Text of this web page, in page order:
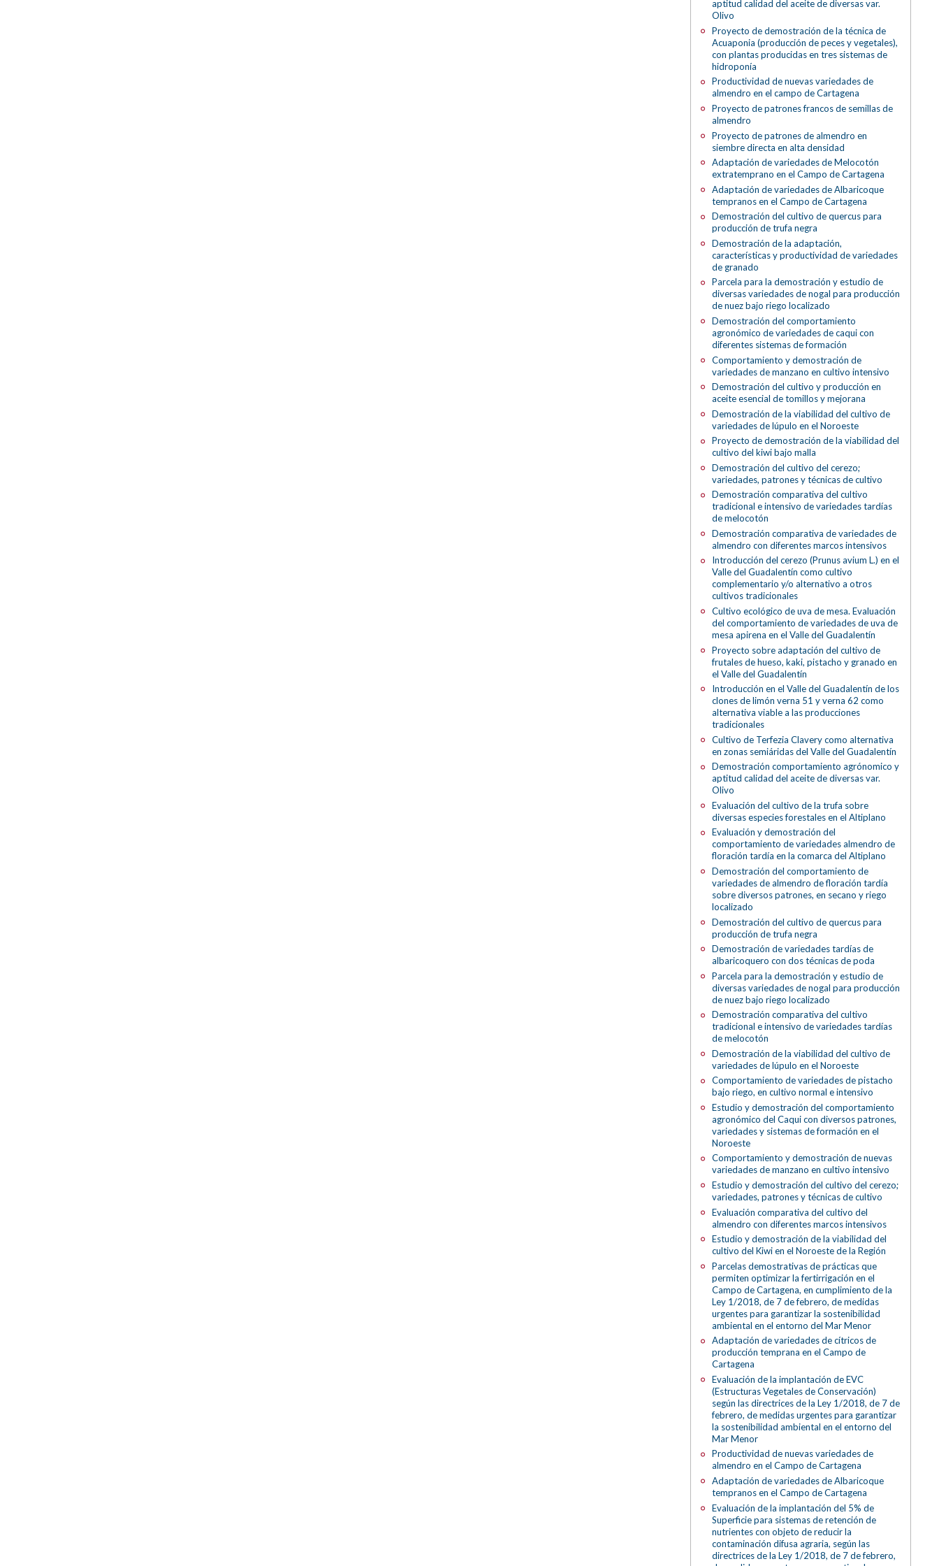
aptitud calidad del aceite de diversas var.
Olivo
Proyecto de demostración de la técnica de
Acuaponia (producción de peces y vegetales),
con plantas producidas en tres sistemas de
hidroponía
Productividad de nuevas variedades de
almendro en el campo de Cartagena
Proyecto de patrones francos de semillas de
almendro
Proyecto de patrones de almendro en
siembre directa en alta densidad
Adaptación de variedades de Melocotón
extratemprano en el Campo de Cartagena
Adaptación de variedades de Albaricoque
tempranos en el Campo de Cartagena
Demostración del cultivo de quercus para
producción de trufa negra
Demostración de la adaptación,
características y productividad de variedades
de granado
Parcela para la demostración y estudio de
diversas variedades de nogal para producción
de nuez bajo riego localizado
Demostración del comportamiento
agronómico de variedades de caqui con
diferentes sistemas de formación
Comportamiento y demostración de
variedades de manzano en cultivo intensivo
Demostración del cultivo y producción en
aceite esencial de tomillos y mejorana
Demostración de la viabilidad del cultivo de
variedades de lúpulo en el Noroeste
Proyecto de demostración de la viabilidad del
cultivo del kiwi bajo malla
Demostración del cultivo del cerezo;
variedades, patrones y técnicas de cultivo
Demostración comparativa del cultivo
tradicional e intensivo de variedades tardías
de melocotón
Demostración comparativa de variedades de
almendro con diferentes marcos intensivos
Introducción del cerezo (Prunus avium L.) en el
Valle del Guadalentín como cultivo
complementario y/o alternativo a otros
cultivos tradicionales
Cultivo ecológico de uva de mesa. Evaluación
del comportamiento de variedades de uva de
mesa apirena en el Valle del Guadalentín
Proyecto sobre adaptación del cultivo de
frutales de hueso, kaki, pistacho y granado en
el Valle del Guadalentín
Introducción en el Valle del Guadalentín de los
clones de limón verna 51 y verna 62 como
alternativa viable a las producciones
tradicionales
Cultivo de Terfezia Clavery como alternativa
en zonas semiáridas del Valle del Guadalentín
Demostración comportamiento agrónomico y
aptitud calidad del aceite de diversas var.
Olivo
Evaluación del cultivo de la trufa sobre
diversas especies forestales en el Altiplano
Evaluación y demostración del
comportamiento de variedades almendro de
floración tardía en la comarca del Altiplano
Demostración del comportamiento de
variedades de almendro de floración tardía
sobre diversos patrones, en secano y riego
localizado
Demostración del cultivo de quercus para
producción de trufa negra
Demostración de variedades tardías de
albaricoquero con dos técnicas de poda
Parcela para la demostración y estudio de
diversas variedades de nogal para producción
de nuez bajo riego localizado
Demostración comparativa del cultivo
tradicional e intensivo de variedades tardías
de melocotón
Demostración de la viabilidad del cultivo de
variedades de lúpulo en el Noroeste
Comportamiento de variedades de pistacho
bajo riego, en cultivo normal e intensivo
Estudio y demostración del comportamiento
agronómico del Caqui con diversos patrones,
variedades y sistemas de formación en el
Noroeste
Comportamiento y demostración de nuevas
variedades de manzano en cultivo intensivo
Estudio y demostración del cultivo del cerezo;
variedades, patrones y técnicas de cultivo
Evaluación comparativa del cultivo del
almendro con diferentes marcos intensivos
Estudio y demostración de la viabilidad del
cultivo del Kiwi en el Noroeste de la Región
Parcelas demostrativas de prácticas que
permiten optimizar la fertirrigación en el
Campo de Cartagena, en cumplimiento de la
Ley 1/2018, de 7 de febrero, de medidas
urgentes para garantizar la sostenibilidad
ambiental en el entorno del Mar Menor
Adaptación de variedades de cítricos de
producción temprana en el Campo de
Cartagena
Evaluación de la implantación de EVC
(Estructuras Vegetales de Conservación)
según las directrices de la Ley 1/2018, de 7 de
febrero, de medidas urgentes para garantizar
la sostenibilidad ambiental en el entorno del
Mar Menor
Productividad de nuevas variedades de
almendro en el Campo de Cartagena
Adaptación de variedades de Albaricoque
tempranos en el Campo de Cartagena
Evaluación de la implantación del 5% de
Superficie para sistemas de retención de
nutrientes con objeto de reducir la
contaminación difusa agraria, según las
directrices de la Ley 1/2018, de 7 de febrero,